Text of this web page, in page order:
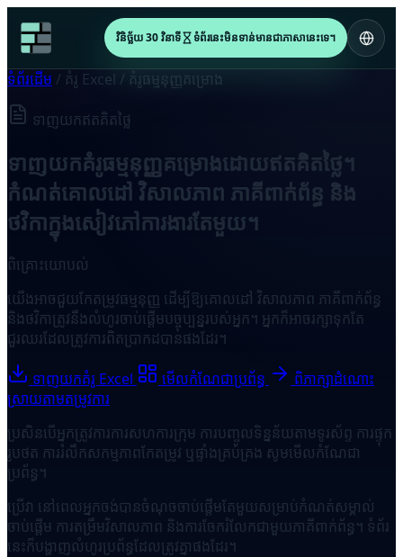
វិនិច្ឆ័យ 30 វិនាទី ទំព័រនេះមិនទាន់មានជាភាសានេះទេ។
ទំព័រដើម / គំរូ Excel / គំរូធម្មនុញ្ញគម្រោង
ទាញយកឥតគិតថ្លៃ
ទាញយកគំរូធម្មនុញ្ញគម្រោងដោយឥតគិតថ្លៃ។
កំណត់គោលដៅ វិសាលភាព ភាគីពាក់ព័ន្ធ និង
ថវិកាក្នុងសៀវភៅការងារតែមួយ។
ពិគ្រោះយោបល់
យើងអាចជួយកែតម្រូវធម្មនុញ្ញ ដើម្បីឱ្យគោលដៅ វិសាលភាព ភាគីពាក់ព័ន្ធ
និងថវិកាត្រូវនឹងលំហូរចាប់ផ្តើមបច្ចុប្បន្នរបស់អ្នក។ អ្នកក៏អាចរក្សាទុកតែ
ជួរឈរដែលត្រូវការពិតប្រាកដបានផងដែរ។
ទាញយកគំរូ Excel មើលកំណែជាប្រព័ន្ធ
ពិភាក្សាដំណោះ
ស្រាយតាមតម្រូវការ
ប្រសិនបើអ្នកត្រូវការការសហការក្រុម ការបញ្ចូលទិន្នន័យតាមទូរស័ព្ទ ការផ្ទុក
រូបថត ការរំលឹកសកម្មភាពកែតម្រូវ ឬផ្ទាំងគ្រប់គ្រង សូមមើលកំណែជា
ប្រព័ន្ធ។
ប្រើវា នៅពេលអ្នកចង់បានចំណុចចាប់ផ្តើមតែមួយសម្រាប់កំណត់សម្គាល់
ចាប់ផ្តើម ការតម្រឹមវិសាលភាព និងការចែករំលែកជាមួយភាគីពាក់ព័ន្ធ។ ទំព័រ
នេះក៏បង្ហាញលំហូរប្រព័ន្ធដែលត្រូវគ្នាផងដែរ។